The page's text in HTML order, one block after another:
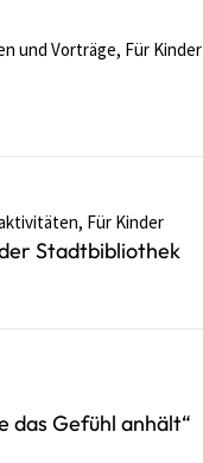
und Vorträge, Für Kinder
Für Kinder
Stadtbibliothek
das Gefühl anhält“